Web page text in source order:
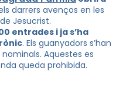
darrers avenços en les
Jesucrist.
entrades i ja s’ha
. Els guanyadors s’han
Aquestes es
queda prohibida.